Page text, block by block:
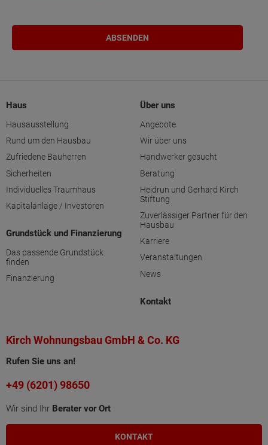
Haus
Hausausstellung
Rund um den Hausbau
Zufriedene Bauherren
Sicherheiten
Individuelles Traumhaus
Kapitalanlage / Investoren
Grundstück und Finanzierung
Das passende Grundstück
finden
Finanzierung
Über uns
Angebote
Wir über uns
Handwerker gesucht
Beratung
Heidrun und Gerhard Kirch
Stiftung
Zuverlässiger Partner für den
Hausbau
Karriere
Veranstaltungen
News
Kontakt
Kirch Wohnungsbau GmbH & Co. KG
Rufen Sie uns an!
+49 (6201) 98650
Wir sind Ihr Berater vor Ort
KONTAKT